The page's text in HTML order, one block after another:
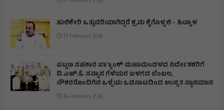
ಹುಲಿಕೇರಿ ಒತ್ತುವರಿಯಾಗಿದ್ದರೆ ಕ್ರಮ ಕೈಗೊಳ್ಳಲಿ - ಹಿಟ್ನಾಳ
27 February 2026
ಪಟ್ಟಣ ಸಹಕಾರ ಬ್ಯಾಾಂಕ್ ಮಹಾಮಂಡಳದ ನಿರ್ದೇಶಕರಿಗೆ
ಡಿ.ಎಚ್.ಓ ಸನ್ಮಾನ ಗೆಳೆಯರ ಬಳಗದ ಬೆಂಬಲ,
ನೌಕರರೊಂದಿಗಿನ ಒಳ್ಳೆಯ ಒಡನಾಟದಿಂದ ಉನ್ನತ ಸ್ಥಾನಮಾನ
26 February 2026